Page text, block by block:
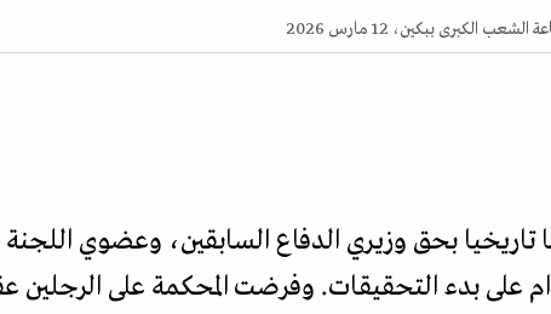
ببكين، 12 مارس 2026
تاريخيا بحق وزيري الدفاع السابقين، وعضوي
على بدء التحقيقات. وفرضت المحكمة على الرجلين